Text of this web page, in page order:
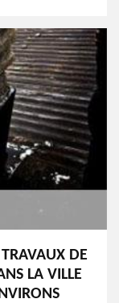
DE
LA VILLE